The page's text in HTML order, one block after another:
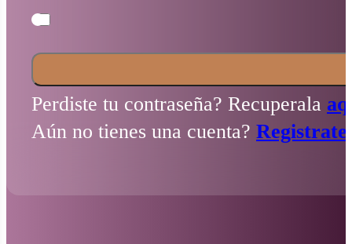
Perdiste tu contraseña? Recuperala
Aún no tienes una cuenta?